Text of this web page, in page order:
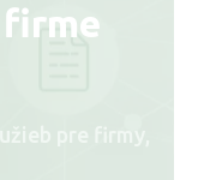
pre firmy,